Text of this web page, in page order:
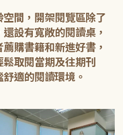
間，開架閱覽區除了
設有寬敞的閱讀桌，
購書籍和新進好書，
取閱當期及往期刊
適的閱讀環境。